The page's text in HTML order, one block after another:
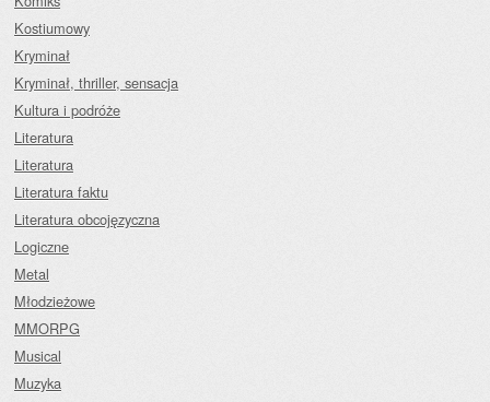
Kostiumowy
Kryminał
Kryminał, thriller, sensacja
Kultura i podróże
Literatura
Literatura
Literatura faktu
Literatura obcojęzyczna
Logiczne
Metal
Młodzieżowe
MMORPG
Musical
Muzyka